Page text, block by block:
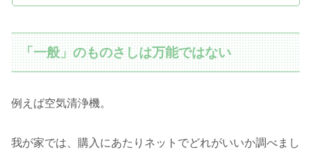
「一般」のものさしは万能ではない
例えば空気清浄機。
我が家では、購入にあたりネットでどれがいいか調べまし